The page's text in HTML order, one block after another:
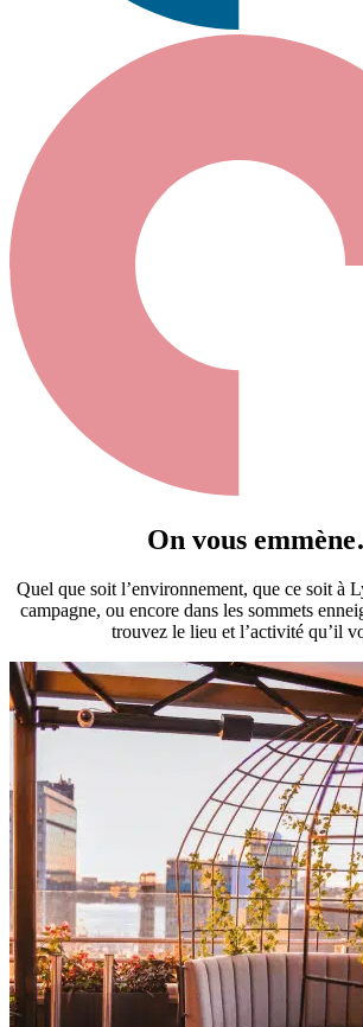
On vous
Quel que soit l’environnement, que ce soit à
campagne, ou encore dans les sommets
trouvez le lieu et l’activité qu’il